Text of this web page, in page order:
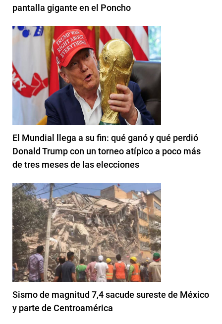
pantalla gigante en el Poncho
El Mundial llega a su fin: qué ganó y qué perdió
Donald Trump con un torneo atípico a poco más
de tres meses de las elecciones
Sismo de magnitud 7,4 sacude sureste de México
y parte de Centroamérica